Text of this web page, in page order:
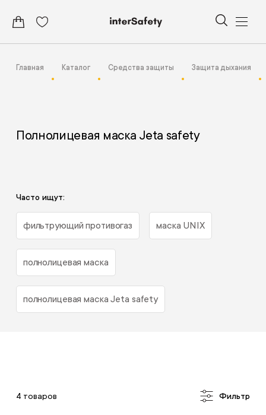
Главная Каталог Средства защиты Защита дыхания
Полнолицевая маска Jeta safety
Часто ищут:
фильтрующий противогаз маска UNIX
полнолицевая маска
полнолицевая маска Jeta safety
4 товаров Фильтр